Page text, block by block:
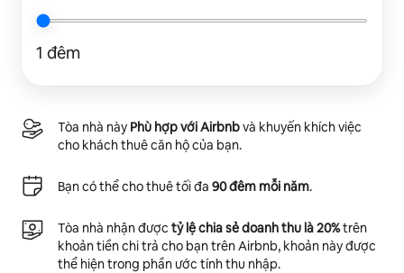
1 đêm
Tòa nhà này Phù hợp với Airbnbvà khuyến khích việc
cho khách thuê căn hộ của bạn.
Bạn có thể cho thuê tối đa 90 đêm mỗi năm.
Tòa nhà nhận được tỷ lệ chia sẻ doanh thu là 20%trên
khoản tiền chi trả cho bạn trên Airbnb, khoản này được
thể hiện trong phần ước tính thu nhập.